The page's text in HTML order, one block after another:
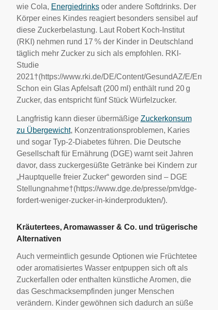
wie Cola, Energiedrinksoder andere Softdrinks. Der
Körper eines Kindes reagiert besonders sensibel auf
diese Zuckerbelastung. Laut Robert Koch-Institut
(RKI) nehmen rund 17 % der Kinder in Deutschland
täglich mehr Zucker zu sich als empfohlen. RKI-
Studie
2021†(https://www.rki.de/DE/Content/GesundAZ/E/
Schon ein Glas Apfelsaft (200 ml) enthält rund 20 g
Zucker, das entspricht fünf Stück Würfelzucker.
Langfristig kann dieser übermäßige Zuckerkonsum
zu Übergewicht, Konzentrationsproblemen, Karies
und sogar Typ-2-Diabetes führen. Die Deutsche
Gesellschaft für Ernährung (DGE) warnt seit Jahren
davor, dass zuckergesüßte Getränke bei Kindern zur
„Hauptquelle freier Zucker“ geworden sind – DGE
Stellungnahme†(https://www.dge.de/presse/pm/dge-
fordert-weniger-zucker-in-kinderprodukten/).
Kräutertees, Aromawasser & Co. und trügerische
Alternativen
Auch vermeintlich gesunde Optionen wie Früchtetee
oder aromatisiertes Wasser entpuppen sich oft als
Zuckerfallen oder enthalten künstliche Aromen, die
das Geschmacksempfinden junger Menschen
verändern. Kinder gewöhnen sich dadurch an süße